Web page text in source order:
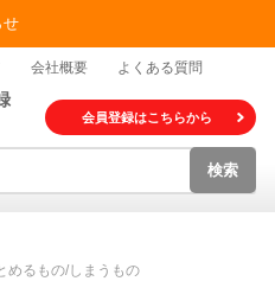
せ
会社概要 よくある質問
会員登録はこちらから
検索
めるもの/しまうもの